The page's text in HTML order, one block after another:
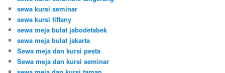
sewa kursi seminar
sewa kursi tiffany
sewa meja bulat jabodetabek
sewa meja bulat jakarta
Sewa meja dan kursi pesta
Sewa meja dan kursi seminar